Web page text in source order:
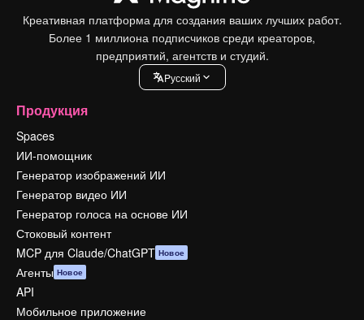
Креативная платформа для создания ваших лучших работ.
Более 1 миллиона подписчиков среди креаторов,
предприятий, агентств и студий.
Pусский
Продукция
Spaces
ИИ-помощник
Генератор изображений ИИ
Генератор видео ИИ
Генератор голоса на основе ИИ
Стоковый контент
MCP для Claude/ChatGPT Новое
Агенты Новое
API
Мобильное приложение